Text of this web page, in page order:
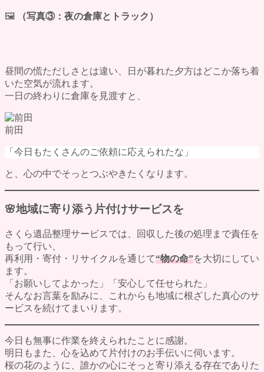
🖼 （写真③：夜の倉庫とトラック）
昼間の慌ただしさとは違い、日が暮れた夕方はどこか落ち着
いた空気が流れます。
一日の終わりに倉庫を見渡すと、
前田
「今日もたくさんのご依頼に応えられたな」
と、心の中でそっとつぶやきたくなります。
🌸地域に寄り添う片付けサービスを
さくら遺品整理サービスでは、回収した後の処理まで責任を
もって行い、
再利用・寄付・リサイクルを通じて“物の命”を大切にしてい
ます。
「お願いしてよかった」「安心して任せられた」
そんなお言葉を励みに、これからも地域に根ざした真心のサ
ービスを続けてまいります。
今日も無事に作業を終えられたことに感謝。
明日もまた、心を込めて片付けのお手伝いに伺います。
桜の花のように、誰かの心にそっと寄り添える存在でありた